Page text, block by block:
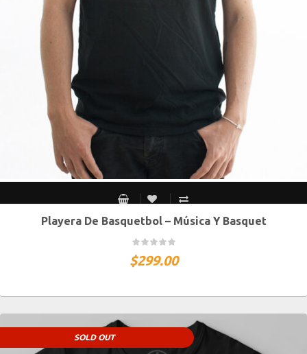
S MEX / XS USA M MEX / S USA G MEX / M USA XG MEX / G USA
Playera De Basquetbol – Música Y Basquet
$299.00
SOLD OUT